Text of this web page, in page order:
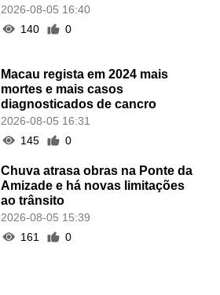
2026-08-05 16:40
140
0
Macau regista em 2024 mais
mortes e mais casos
diagnosticados de cancro
2026-08-05 16:31
145
0
Chuva atrasa obras na Ponte da
Amizade e há novas limitações
ao trânsito
2026-08-05 15:39
161
0